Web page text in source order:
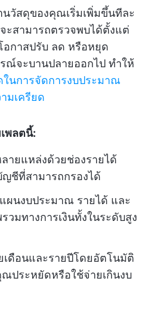
วัสดุของคุณเริ่มเพิ่มขึ้นทีละ
สามารถตรวจพบได้ตั้งแต่
กาสปรับ ลด หรือหยุด
ณ์จะบานปลายออกไป ทำให้
นการจัดการงบประมาณ
มเครียด
พลตนี้:
ายแหล่งด้วยช่องรายได้
ญชีที่สามารถกรองได้
ผนงบประมาณ รายได้ และ
วมทางการเงินทั้งในระดับสูง
ดือนและรายปีโดยอัตโนมัติ
ประหยัดหรือใช้จ่ายเกินงบ